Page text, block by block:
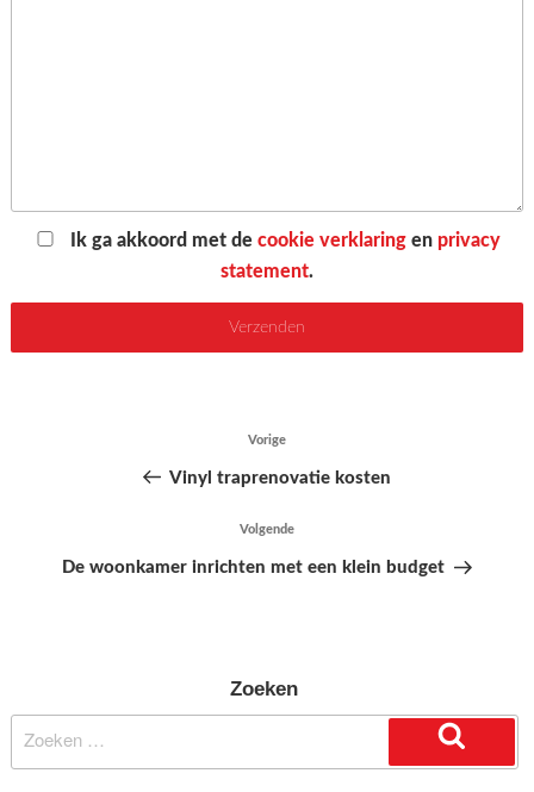
Ik ga akkoord met decookie verklaring en privacy
statement.
Vorig
bericht
Vorige
Vinyl traprenovatie kosten
Volgend
bericht
Volgende
De woonkamer inrichten met een klein budget
Zoeken
Zoeken
Zoeken